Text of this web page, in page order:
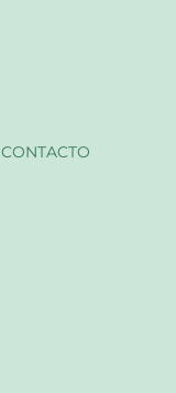
CONTACTO